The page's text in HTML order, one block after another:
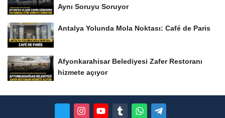
Aynı Soruyu Soruyor
Antalya Yolunda Mola Noktası: Café de Paris
Afyonkarahisar Belediyesi Zafer Restoranı
hizmete açıyor